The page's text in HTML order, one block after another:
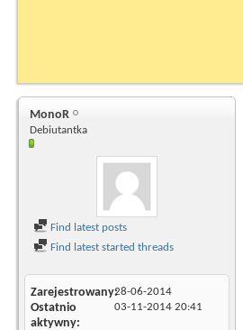
MonoR
Debiutantka
Find latest posts
Find latest started threads
Zarejestrowany28-06-2014
Ostatnio
aktywny
03-11-2014 20:41